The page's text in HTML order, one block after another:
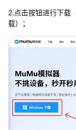
2.点击按钮进行下载
载）；